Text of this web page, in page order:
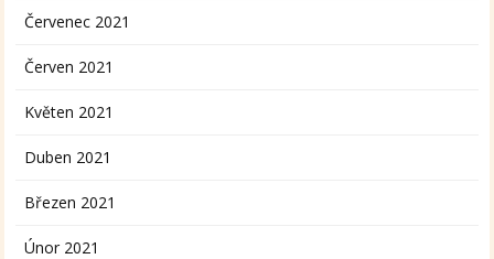
Červenec 2021
Červen 2021
Květen 2021
Duben 2021
Březen 2021
Únor 2021